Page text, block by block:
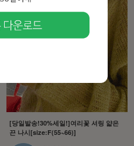
[당일발송!30%세일!]여리꽃 셔링 얇은
끈 나시[size:F(55~66)]